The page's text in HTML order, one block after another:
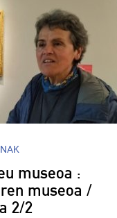
museoa :
museoa /
2/2